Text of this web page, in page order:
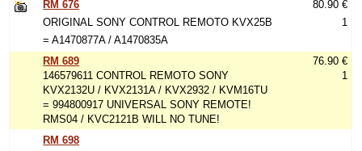
RM 676
ORIGINAL SONY CONTROL REMOTO KVX25B
= A1470877A / A1470835A
80.90 €
1
RM 689
146579611 CONTROL REMOTO SONY
KVX2132U / KVX2131A / KVX2932 / KVM16TU
= 994800917 UNIVERSAL SONY REMOTE!
RMS04 / KVC2121B WILL NO TUNE!
76.90 €
1
RM 698